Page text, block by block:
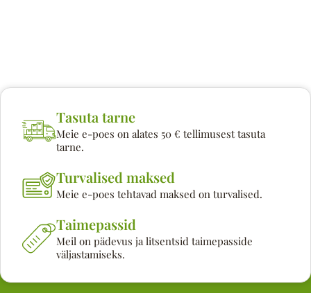
Tasuta tarne
Meie e-poes on alates 50 € tellimusest tasuta
tarne.
Turvalised maksed
Meie e-poes tehtavad maksed on turvalised.
Taimepassid
Meil on pädevus ja litsentsid taimepasside
väljastamiseks.